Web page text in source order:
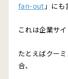
fan-out 」にも
これは企業サ
たとえばクー
合、